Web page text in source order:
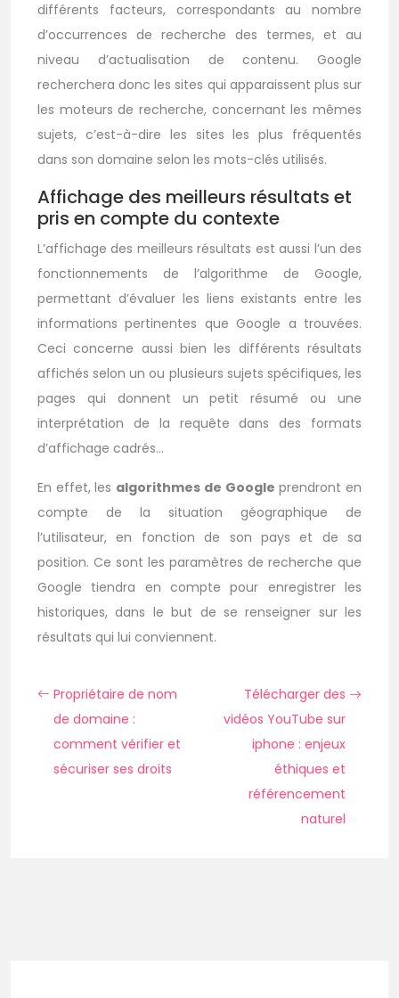
différents facteurs, correspondants au nombre
d’occurrences de recherche des termes, et au
niveau d’actualisation de contenu. Google
recherchera donc les sites qui apparaissent plus sur
les moteurs de recherche, concernant les mêmes
sujets, c’est-à-dire les sites les plus fréquentés
dans son domaine selon les mots-clés utilisés.
Affichage des meilleurs résultats et
pris en compte du contexte
L’affichage des meilleurs résultats est aussi l’un des
fonctionnements de l’algorithme de Google,
permettant d’évaluer les liens existants entre les
informations pertinentes que Google a trouvées.
Ceci concerne aussi bien les différents résultats
affichés selon un ou plusieurs sujets spécifiques, les
pages qui donnent un petit résumé ou une
interprétation de la requête dans des formats
d’affichage cadrés…
En effet, les algorithmes de Google prendront en
compte de la situation géographique de
l’utilisateur, en fonction de son pays et de sa
position. Ce sont les paramètres de recherche que
Google tiendra en compte pour enregistrer les
historiques, dans le but de se renseigner sur les
résultats qui lui conviennent.
Propriétaire de nom
de domaine :
comment vérifier et
sécuriser ses droits
Télécharger des
vidéos YouTube sur
iphone : enjeux
éthiques et
référencement
naturel